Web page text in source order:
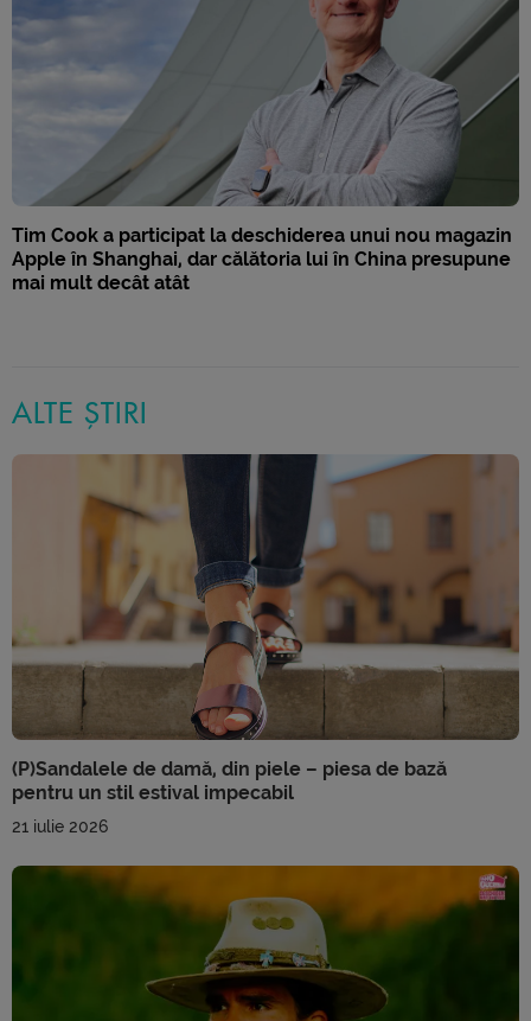
Tim Cook a participat la deschiderea unui nou magazin
Apple în Shanghai, dar călătoria lui în China presupune
mai mult decât atât
ALTE ȘTIRI
(P)Sandalele de damă, din piele – piesa de bază
pentru un stil estival impecabil
21 iulie 2026